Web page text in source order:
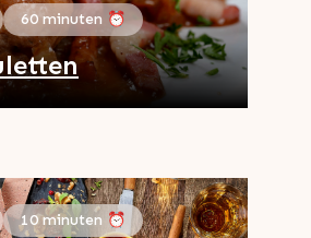
60 minuten ⏰
10 minuten ⏰